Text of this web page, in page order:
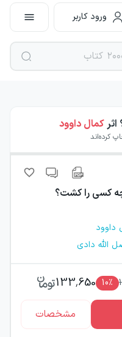
ورود کاربر
اثرکمال داوود
کرده‌اند
کسی را کشت؟
داوود
الله دادی
10٪ 133,650
مشخصات